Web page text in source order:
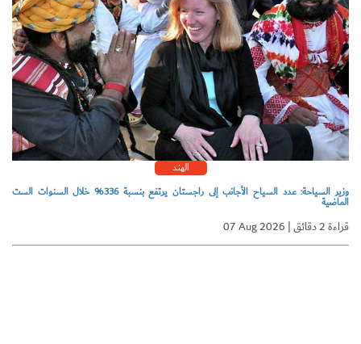
الهند
وزير السياحة: عدد السياح الأجانب إلى راجستان يرتفع بنسبة 336% خلال السنوات الست
الماضية
07 Aug 2026 | قراءة 2 دقائق